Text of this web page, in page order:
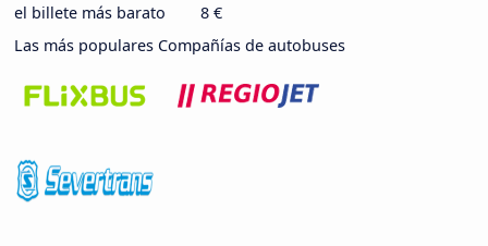
el billete más barato
8 €
Las más populares Compañías de autobuses